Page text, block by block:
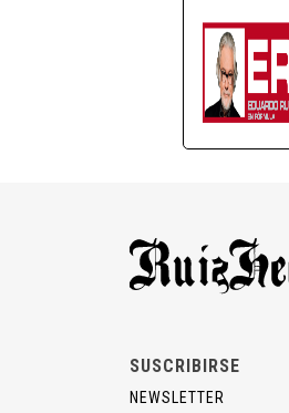
SUSCRIBIRSE
NEWSLETTER